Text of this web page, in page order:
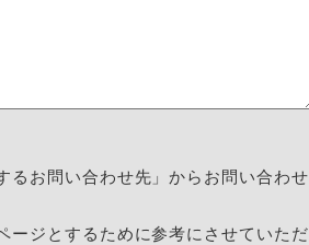
お問い合わせ先」からお問い合わせ
ジとするために参考にさせていただ